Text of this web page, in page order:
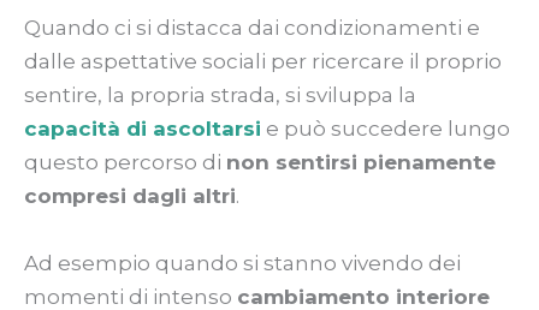
Quando ci si distacca dai condizionamenti e
dalle aspettative sociali per ricercare il proprio
sentire, la propria strada, si sviluppa la
capacità di ascoltarsi e può succedere lungo
questo percorso di non sentirsi pienamente
compresi dagli altri.
Ad esempio quando si stanno vivendo dei
momenti di intenso cambiamento interiore